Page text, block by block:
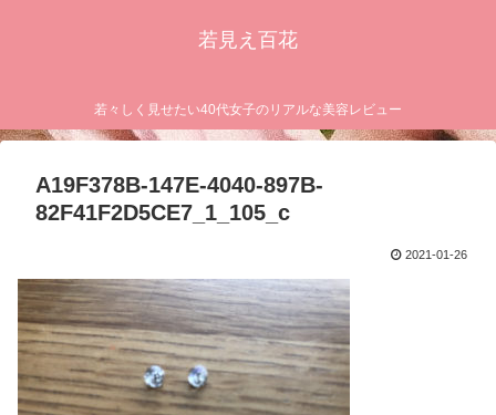
若見え百花
若々しく見せたい40代女子のリアルな美容レビュー
A19F378B-147E-4040-897B-
82F41F2D5CE7_1_105_c
2021-01-26